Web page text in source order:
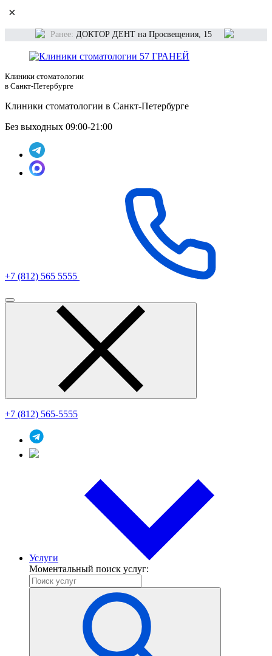
×
Ранее: ДОКТОР ДЕНТ на Просвещения, 15
Клиники стоматологии
в Санкт-Петербурге
Клиники стоматологии в Санкт-Петербурге
Без выходных 09:00-21:00
+7 (812) 565 5555
+7 (812) 565-5555
Услуги
Моментальный поиск услуг: